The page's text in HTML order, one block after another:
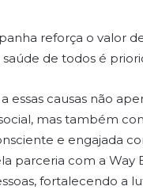
reforça o valor
de todos é
a essas causas não
mas também
e engajada
parceria com a Way
fortalecendo a